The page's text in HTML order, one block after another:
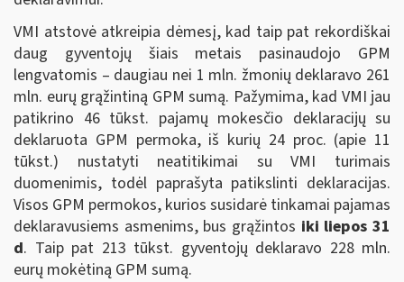
VMI atstovė atkreipia dėmesį, kad taip pat rekordiškai
daug gyventojų šiais metais pasinaudojo GPM
lengvatomis – daugiau nei 1 mln. žmonių deklaravo 261
mln. eurų grąžintiną GPM sumą. Pažymima, kad VMI jau
patikrino 46 tūkst. pajamų mokesčio deklaracijų su
deklaruota GPM permoka, iš kurių 24 proc. (apie 11
tūkst.) nustatyti neatitikimai su VMI turimais
duomenimis, todėl paprašyta patikslinti deklaracijas.
Visos GPM permokos, kurios susidarė tinkamai pajamas
deklaravusiems asmenims, bus grąžintos iki liepos 31
d. Taip pat 213 tūkst. gyventojų deklaravo 228 mln.
eurų mokėtiną GPM sumą.